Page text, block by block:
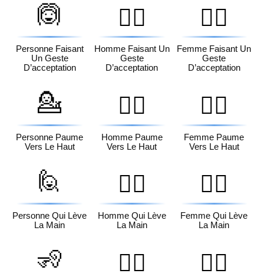
🙆
Personne Faisant
Un Geste
D’acceptation
🙆‍♂️
Homme Faisant Un
Geste
D’acceptation
🙆‍♀️
Femme Faisant Un
Geste
D’acceptation
💁
Personne Paume
Vers Le Haut
💁‍♂️
Homme Paume
Vers Le Haut
💁‍♀️
Femme Paume
Vers Le Haut
🙋
Personne Qui Lève
La Main
🙋‍♂️
Homme Qui Lève
La Main
🙋‍♀️
Femme Qui Lève
La Main
🧏 🧏‍♂️ 🧏‍♀️